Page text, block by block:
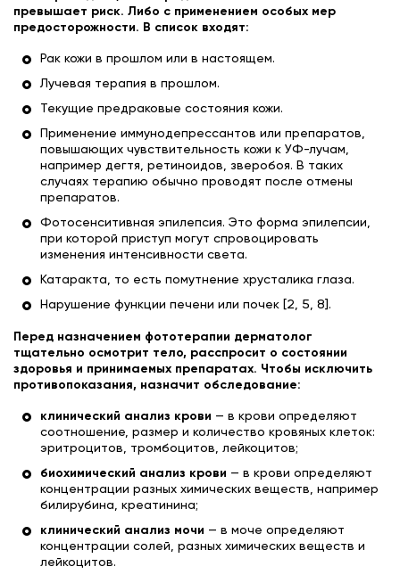
превышает риск. Либо с применением особых мер
предосторожности. В список входят:
Рак кожи в прошлом или в настоящем.
Лучевая терапия в прошлом.
Текущие предраковые состояния кожи.
Применение иммунодепрессантов или препаратов,
повышающих чувствительность кожи к УФ-лучам,
например дегтя, ретиноидов, зверобоя. В таких
случаях терапию обычно проводят после отмены
препаратов.
Фотосенситивная эпилепсия. Это форма эпилепсии,
при которой приступ могут спровоцировать
изменения интенсивности света.
Катаракта, то есть помутнение хрусталика глаза.
Нарушение функции печени или почек [2, 5, 8].
Перед назначением фототерапии дерматолог
тщательно осмотрит тело, расспросит о состоянии
здоровья и принимаемых препаратах. Чтобы исключить
противопоказания, назначит обследование:
клинический анализ крови — в крови определяют
соотношение, размер и количество кровяных клеток:
эритроцитов, тромбоцитов, лейкоцитов;
биохимический анализ крови — в крови определяют
концентрации разных химических веществ, например
билирубина, креатинина;
клинический анализ мочи — в моче определяют
концентрации солей, разных химических веществ и
лейкоцитов.